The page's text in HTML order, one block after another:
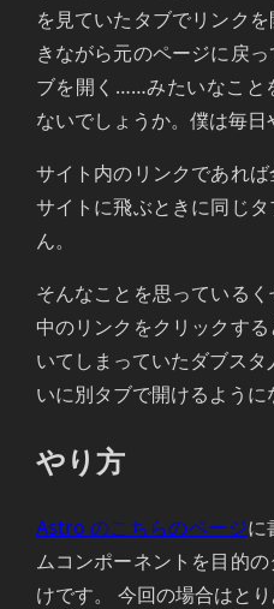
を見ていたタブでリンク
きながら元のページに戻
ブを開く……みたいなこと
ないでしょうか。僕は毎日
サイト内のリンクであれ
サイトに飛ぶときに同じ
ん。
そんなことを思っている
中のリンクをクリックす
いてしまっていたダブス
いに別タブで開けるように
やり方
Astro のこちらのページに
ムコンポーネントを目的
けです。 今回の場合はと